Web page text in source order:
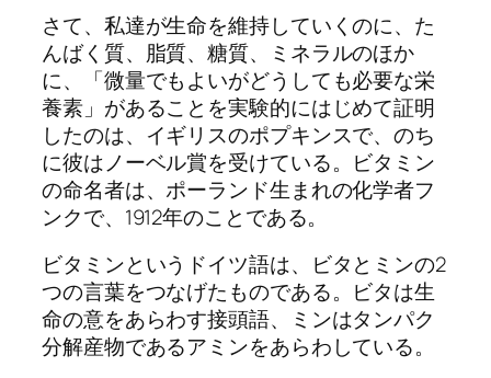
さて、私達が生命を維持していくのに、た
んばく質、脂質、糖質、ミネラルのほか
に、「微量でもよいがどうしても必要な栄
養素」があることを実験的にはじめて証明
したのは、イギリスのポプキンスで、のち
に彼はノーベル賞を受けている。ビタミン
の命名者は、ポーランド生まれの化学者フ
ンクで、1912年のことである。
ビタミンというドイツ語は、ビタとミンの2
つの言葉をつなげたものである。ビタは生
命の意をあらわす接頭語、ミンはタンパク
分解産物であるアミンをあらわしている。